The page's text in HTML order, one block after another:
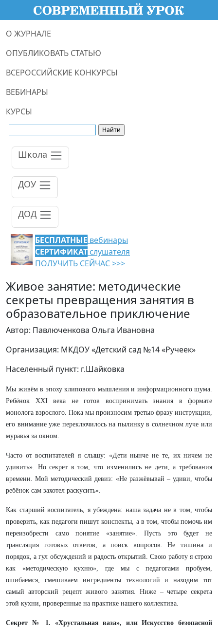
О ЖУРНАЛЕ
ОПУБЛИКОВАТЬ СТАТЬЮ
ВСЕРОССИЙСКИЕ КОНКУРСЫ
ВЕБИНАРЫ
КУРСЫ
Школа
ДОУ
ДОД
БЕСПЛАТНЫЕ вебинары
СЕРТИФИКАТ слушателя
ПОЛУЧИТЬ СЕЙЧАС >>>
Живое занятие: методические
секреты превращения занятия в
образовательное приключение
Автор: Павлюченкова Ольга Ивановна
Организация: МКДОУ «Детский сад №14 «Ручеек»
Населенный пункт: г.Шайковка
Мы живём в эпоху клипового мышления и информационного шума.
Ребёнок XXI века не готов воспринимать знания в формате
монолога взрослого. Пока мы произносим третью фразу инструкции,
его внимание уже переключилось на пылинку в солнечном луче или
муравья за окном.
Часто от воспитателей я слышу: «Дети нынче не те, их ничем не
удивить». Но секрет в том, что изменились не дети, а требования
времени. Мой методический девиз: «Не разжёвывай – удиви, чтобы
ребёнок сам захотел раскусить».
Как старший воспитатель, я убеждена: наша задача не в том, чтобы
проверить, как педагоги пишут конспекты, а в том, чтобы помочь им
переизобрести само понятие «занятие». Пусть это будет не
трансляция готовых ответов, а поиск вопросов. Не тишина и
порядок, а гул обсуждений и радость открытий. Свою работу я строю
как «методическую кухню», где мы с педагогами пробуем,
ошибаемся, смешиваем ингредиенты технологий и находим тот
самый авторский рецепт живого занятия. Ниже – четыре секрета
этой кухни, проверенные на практике нашего коллектива.
Секрет № 1. «Хрустальная ваза», или Искусство безопасной